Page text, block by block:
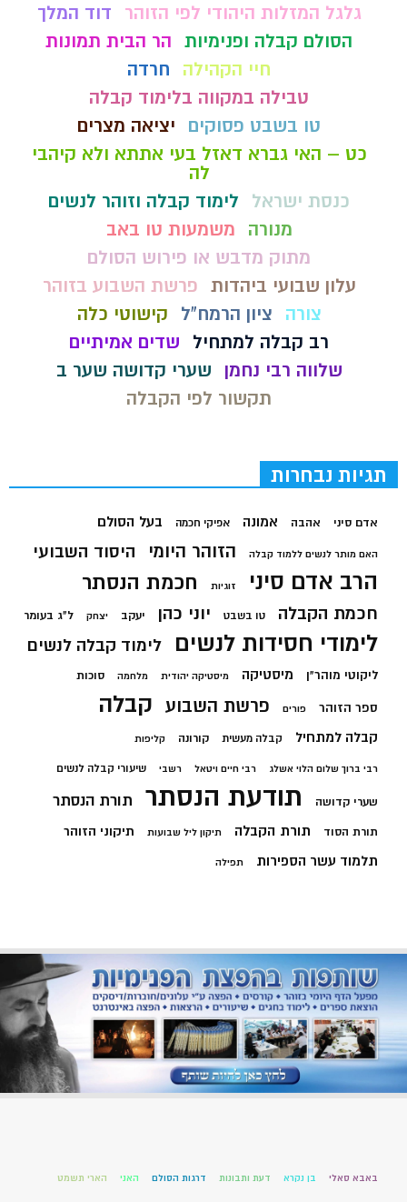
גלגל המזלות היהודי לפי הזוהר
דוד המלך
הסולם קבלה ופנימיות הר הבית תמונות
חיי הקהילה
חרדה
טבילה במקווה בלימוד קבלה
טו בשבט פסוקים
יציאה מצרים
כט – האי גברא דאזל בעי אתתא ולא קיהבי
לה
כנסת ישראל לימוד קבלה וזוהר לנשים
מנורה
משמעות טו באב
מתוק מדבש או פירוש הסולם
עלון שבועי ביהדות פרשת השבוע בזוהר
צורה
ציון הרמח"ל
קישוטי כלה
רב קבלה למתחיל
שדים אמיתיים
שלווה רבי נחמן
שערי קדושה שער ב
תקשור לפי הקבלה
תגיות נבחרות
אדם סיני אהבה אמונה אפיקי חכמה בעל הסולם
האם מותר לנשים ללמוד קבלה הזוהר היומי היסוד השבועי
הרב אדם סיני זוגיות חכמת הנסתר
חכמת הקבלה טו בשבט יוני כהן יעקב יצחק ל"ג בעומר
לימודי חסידות לנשים לימוד קבלה לנשים
ליקוטי מוהר"ן מיסטיקה מיסטיקה יהודית מלחמה סוכות
ספר הזוהר פורים פרשת השבוע קבלה
קבלה למתחיל קבלה מעשית קורונה קליפות
רבי ברוך שלום הלוי אשלג רבי חיים ויטאל רשבי שיעורי קבלה לנשים
שערי קדושה תודעת הנסתר תורת הנסתר
תורת הסוד תורת הקבלה תיקון ליל שבועות תיקוני הזוהר
תלמוד עשר הספירות תפילה
באבא סאלי בן נקרא דעת ותבונות דרגות הסולם האני הארי תשמט